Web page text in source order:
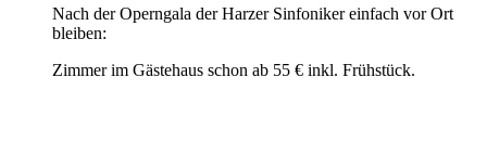
Nach der Operngala der Harzer Sinfoniker einfach vor Ort
bleiben:
Zimmer im Gästehaus schon ab 55 € inkl. Frühstück.